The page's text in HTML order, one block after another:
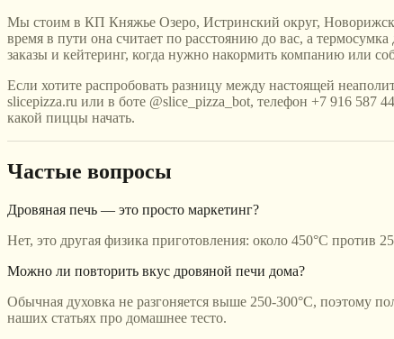
Мы стоим в КП Княжье Озеро, Истринский округ,
время в пути она считает по расстоянию до вас, а
заказы и кейтеринг, когда нужно накормить компанию или
Если хотите распробовать разницу между настоящей
slicepizza.ru или в боте @slice_pizza_bot, телефон +7 916
какой пиццы начать.
Частые вопросы
Дровяная печь — это просто маркетинг?
Нет, это другая физика приготовления: около 450°C против
Можно ли повторить вкус дровяной печи дома?
Обычная духовка не разгоняется выше 250-300°C, поэтому
наших статьях про домашнее тесто.